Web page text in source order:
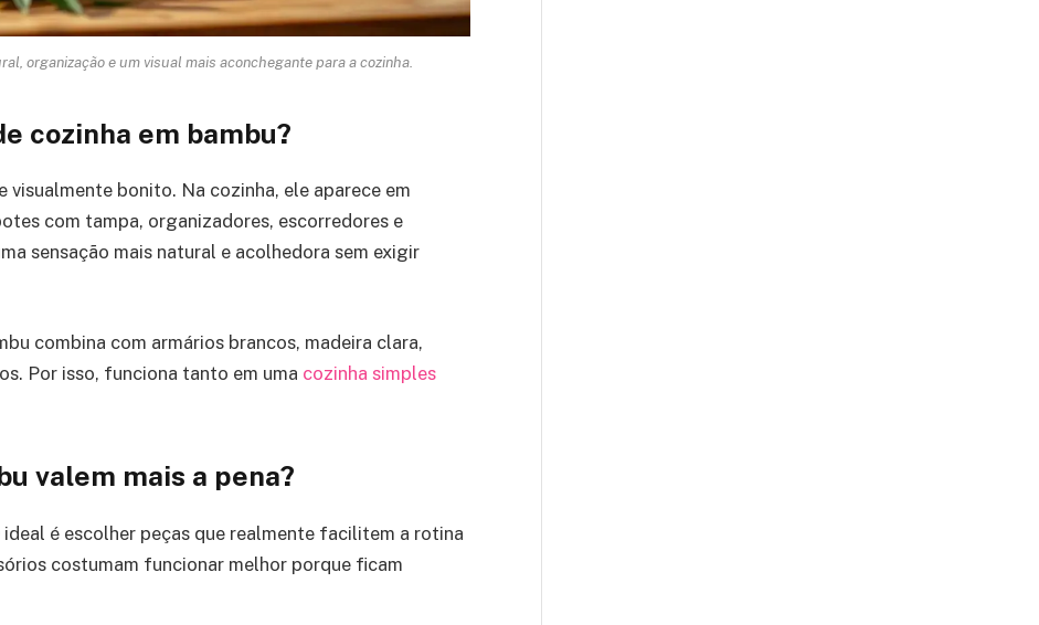
organização e um visual mais aconchegante para a cozinha.
cozinha em bambu?
visualmente bonito. Na cozinha, ele aparece em
com tampa, organizadores, escorredores e
sensação mais natural e acolhedora sem exigir
combina com armários brancos, madeira clara,
Por isso, funciona tanto em uma cozinha simples
valem mais a pena?
é escolher peças que realmente facilitem a rotina
costumam funcionar melhor porque ficam